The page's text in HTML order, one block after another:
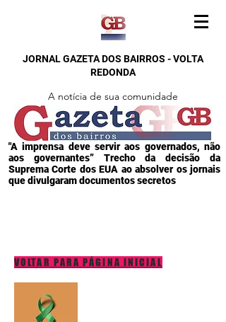
JORNAL GAZETA DOS BAIRROS - VOLTA
REDONDA
A notícia de sua comunidade
"A imprensa deve servir aos governados, não
aos governantes” Trecho da decisão da
Suprema Corte dos EUA ao absolver os jornais
que divulgaram documentos secretos
VOLTAR PARA PÁGINA INICIAL